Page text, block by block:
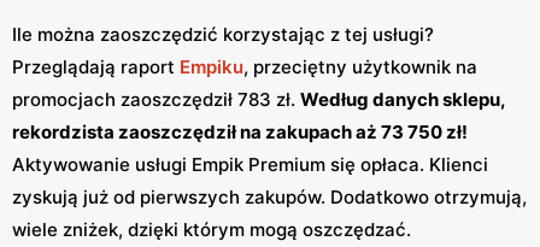
Ile można zaoszczędzić korzystając z tej usługi?
Przeglądają raport Empiku, przeciętny użytkownik na
promocjach zaoszczędził 783 zł. Według danych sklepu,
rekordzista zaoszczędził na zakupach aż 73 750 zł!
Aktywowanie usługi Empik Premium się opłaca. Klienci
zyskują już od pierwszych zakupów. Dodatkowo otrzymują,
wiele zniżek, dzięki którym mogą oszczędzać.